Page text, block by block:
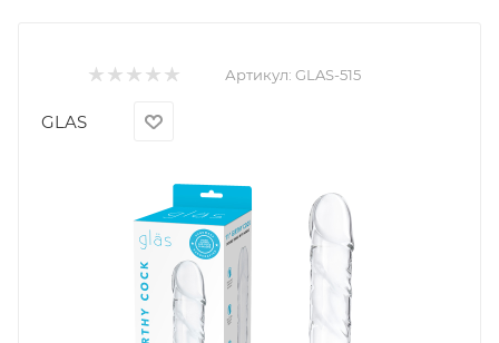
Артикул: GLAS-515
GLAS